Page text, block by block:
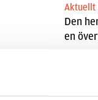
Aktuellt
Den
en